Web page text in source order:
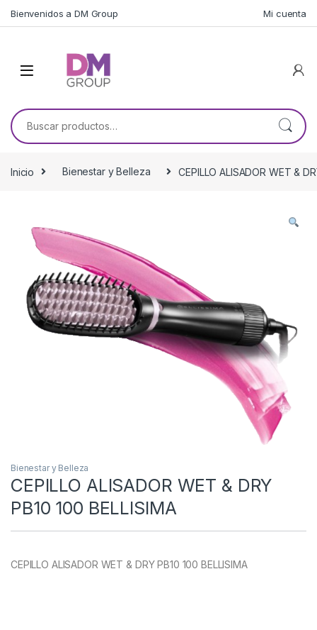
Bienvenidos a DM Group Mi cuenta
Buscar por:
Inicio Bienestar y Belleza CEPILLO ALISADOR WET &
Bienestar y Belleza
CEPILLO ALISADOR WET & DRY
PB10 100 BELLISIMA
CEPILLO ALISADOR WET & DRY PB10 100 BELLISIMA